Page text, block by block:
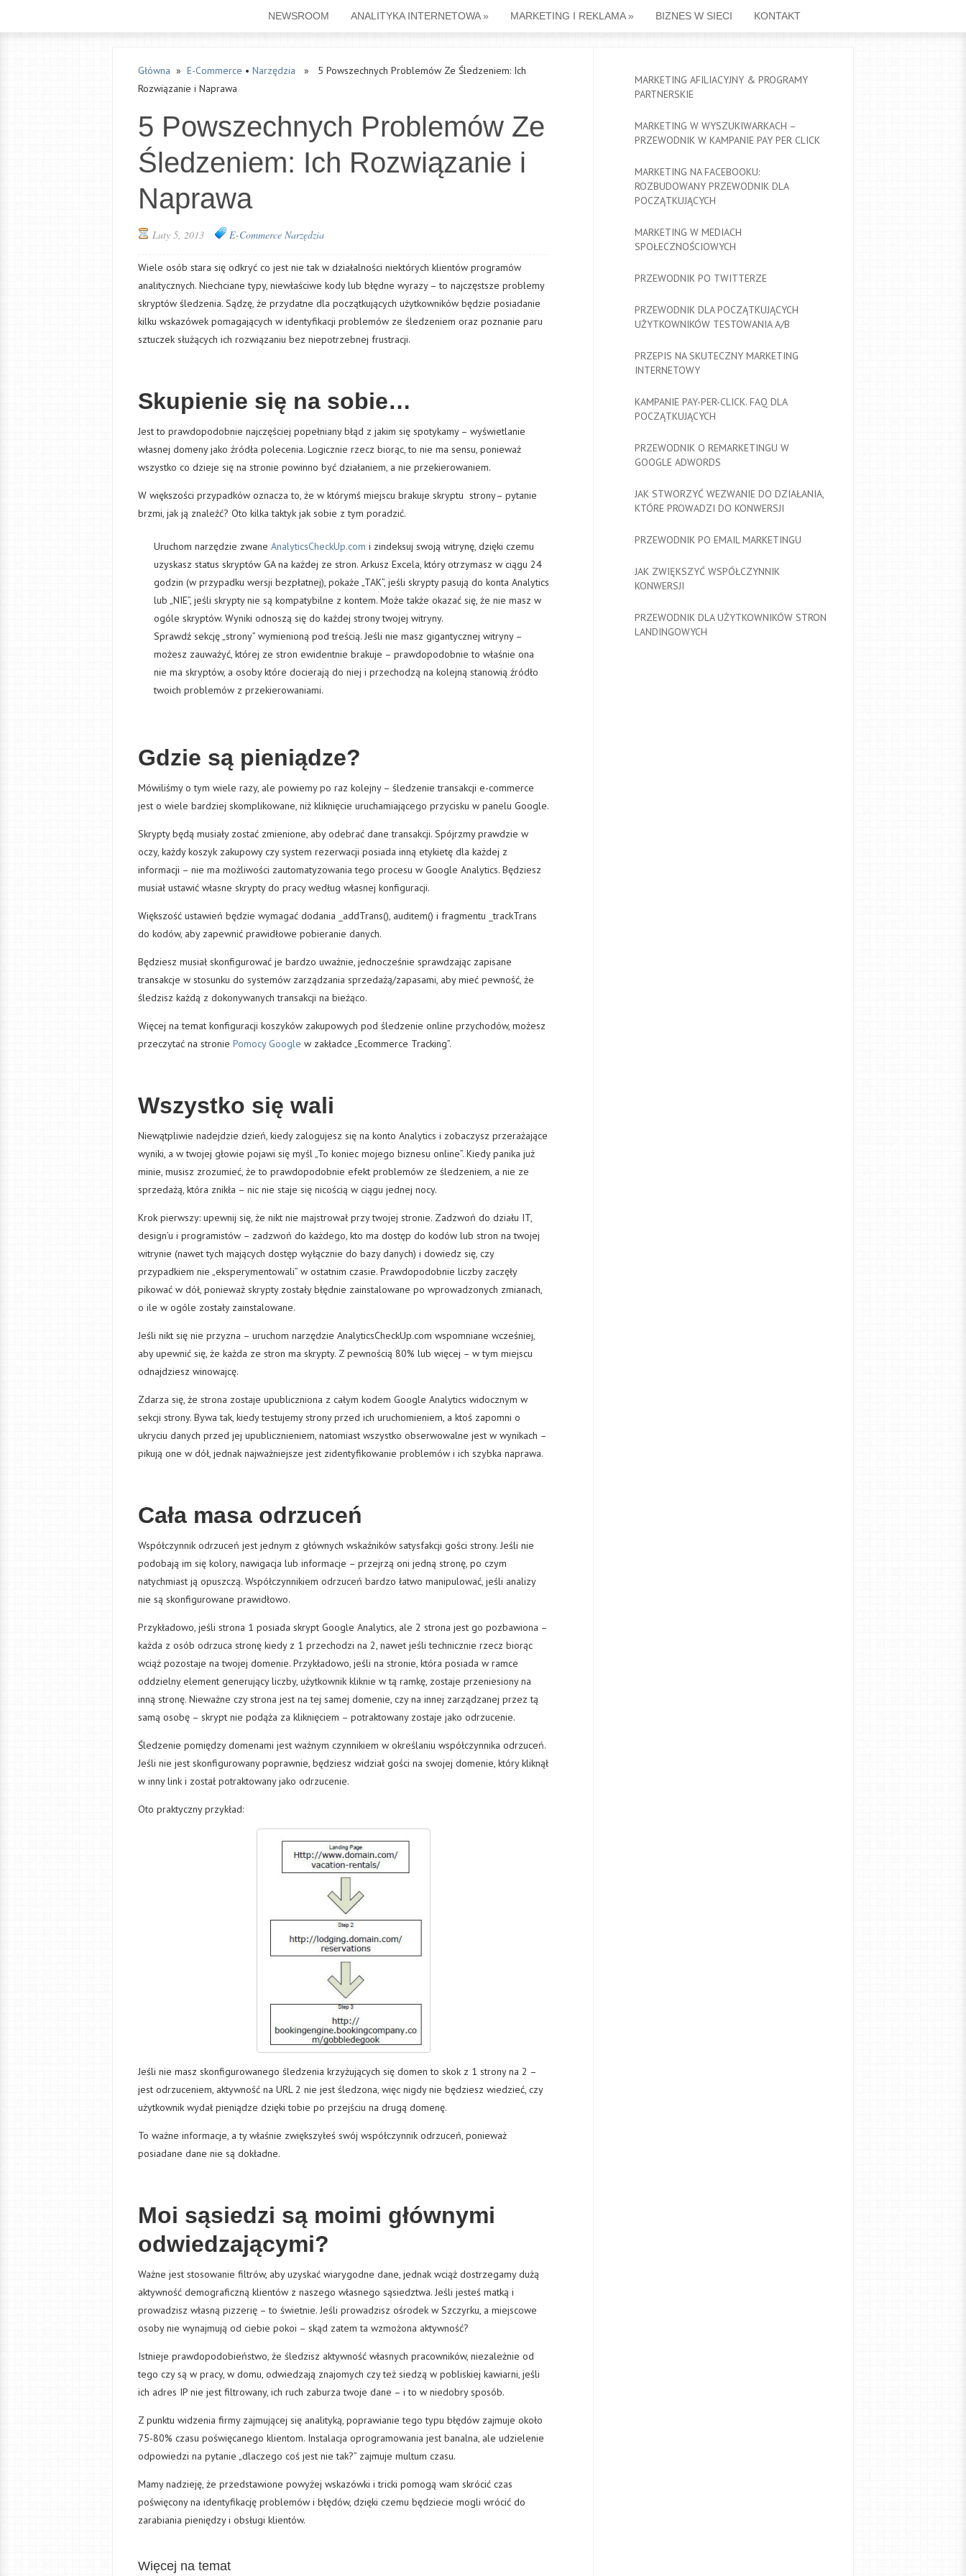
NEWSROOM ANALITYKA INTERNETOWA» MARKETING I REKLAMA» BIZNES W SIECI KONTAKT
Główna » E-Commerce • Narzędzia » 5 Powszechnych Problemów Ze Śledzeniem: Ich
Rozwiązanie i Naprawa
5 Powszechnych Problemów Ze
Śledzeniem: Ich Rozwiązanie i
Naprawa
Luty 5, 2013 E-Commerce Narzędzia
Wiele osób stara się odkryć co jest nie tak w działalności niektórych klientów programów
analitycznych. Niechciane typy, niewłaściwe kody lub błędne wyrazy – to najczęstsze problemy
skryptów śledzenia. Sądzę, że przydatne dla początkujących użytkowników będzie posiadanie
kilku wskazówek pomagających w identyfikacji problemów ze śledzeniem oraz poznanie paru
sztuczek służących ich rozwiązaniu bez niepotrzebnej frustracji.
Skupienie się na sobie…
Jest to prawdopodobnie najczęściej popełniany błąd z jakim się spotykamy – wyświetlanie
własnej domeny jako źródła polecenia. Logicznie rzecz biorąc, to nie ma sensu, ponieważ
wszystko co dzieje się na stronie powinno być działaniem, a nie przekierowaniem.
W większości przypadków oznacza to, że w którymś miejscu brakuje skryptu strony– pytanie
brzmi, jak ją znaleźć? Oto kilka taktyk jak sobie z tym poradzić.
Uruchom narzędzie zwane AnalyticsCheckUp.com i zindeksuj swoją witrynę, dzięki czemu
uzyskasz status skryptów GA na każdej ze stron. Arkusz Excela, który otrzymasz w ciągu 24
godzin (w przypadku wersji bezpłatnej), pokaże „TAK”, jeśli skrypty pasują do konta Analytics
lub „NIE”, jeśli skrypty nie są kompatybilne z kontem. Może także okazać się, że nie masz w
ogóle skryptów. Wyniki odnoszą się do każdej strony twojej witryny.
Sprawdź sekcję „strony” wymienioną pod treścią. Jeśli nie masz gigantycznej witryny –
możesz zauważyć, której ze stron ewidentnie brakuje – prawdopodobnie to właśnie ona
nie ma skryptów, a osoby które docierają do niej i przechodzą na kolejną stanowią źródło
twoich problemów z przekierowaniami.
Gdzie są pieniądze?
Mówiliśmy o tym wiele razy, ale powiemy po raz kolejny – śledzenie transakcji e-commerce
jest o wiele bardziej skomplikowane, niż kliknięcie uruchamiającego przycisku w panelu Google.
Skrypty będą musiały zostać zmienione, aby odebrać dane transakcji. Spójrzmy prawdzie w
oczy, każdy koszyk zakupowy czy system rezerwacji posiada inną etykietę dla każdej z
informacji – nie ma możliwości zautomatyzowania tego procesu w Google Analytics. Będziesz
musiał ustawić własne skrypty do pracy według własnej konfiguracji.
Większość ustawień będzie wymagać dodania _addTrans(), auditem() i fragmentu _trackTrans
do kodów, aby zapewnić prawidłowe pobieranie danych.
Będziesz musiał skonfigurować je bardzo uważnie, jednocześnie sprawdzając zapisane
transakcje w stosunku do systemów zarządzania sprzedażą/zapasami, aby mieć pewność, że
śledzisz każdą z dokonywanych transakcji na bieżąco.
Więcej na temat konfiguracji koszyków zakupowych pod śledzenie online przychodów, możesz
przeczytać na stronie Pomocy Google w zakładce „Ecommerce Tracking”.
Wszystko się wali
Niewątpliwie nadejdzie dzień, kiedy zalogujesz się na konto Analytics i zobaczysz przerażające
wyniki, a w twojej głowie pojawi się myśl „To koniec mojego biznesu online”. Kiedy panika już
minie, musisz zrozumieć, że to prawdopodobnie efekt problemów ze śledzeniem, a nie ze
sprzedażą, która znikła – nic nie staje się nicością w ciągu jednej nocy.
Krok pierwszy: upewnij się, że nikt nie majstrował przy twojej stronie. Zadzwoń do działu IT,
design’u i programistów – zadzwoń do każdego, kto ma dostęp do kodów lub stron na twojej
witrynie (nawet tych mających dostęp wyłącznie do bazy danych) i dowiedz się, czy
przypadkiem nie „eksperymentowali” w ostatnim czasie. Prawdopodobnie liczby zaczęły
pikować w dół, ponieważ skrypty zostały błędnie zainstalowane po wprowadzonych zmianach,
o ile w ogóle zostały zainstalowane.
Jeśli nikt się nie przyzna – uruchom narzędzie AnalyticsCheckUp.com wspomniane wcześniej,
aby upewnić się, że każda ze stron ma skrypty. Z pewnością 80% lub więcej – w tym miejscu
odnajdziesz winowajcę.
Zdarza się, że strona zostaje upubliczniona z całym kodem Google Analytics widocznym w
sekcji strony. Bywa tak, kiedy testujemy strony przed ich uruchomieniem, a ktoś zapomni o
ukryciu danych przed jej upublicznieniem, natomiast wszystko obserwowalne jest w wynikach –
pikują one w dół, jednak najważniejsze jest zidentyfikowanie problemów i ich szybka naprawa.
Cała masa odrzuceń
Współczynnik odrzuceń jest jednym z głównych wskaźników satysfakcji gości strony. Jeśli nie
podobają im się kolory, nawigacja lub informacje – przejrzą oni jedną stronę, po czym
natychmiast ją opuszczą. Współczynnikiem odrzuceń bardzo łatwo manipulować, jeśli analizy
nie są skonfigurowane prawidłowo.
Przykładowo, jeśli strona 1 posiada skrypt Google Analytics, ale 2 strona jest go pozbawiona –
każda z osób odrzuca stronę kiedy z 1 przechodzi na 2, nawet jeśli technicznie rzecz biorąc
wciąż pozostaje na twojej domenie. Przykładowo, jeśli na stronie, która posiada w ramce
oddzielny element generujący liczby, użytkownik kliknie w tą ramkę, zostaje przeniesiony na
inną stronę. Nieważne czy strona jest na tej samej domenie, czy na innej zarządzanej przez tą
samą osobę – skrypt nie podąża za kliknięciem – potraktowany zostaje jako odrzucenie.
Śledzenie pomiędzy domenami jest ważnym czynnikiem w określaniu współczynnika odrzuceń.
Jeśli nie jest skonfigurowany poprawnie, będziesz widział gości na swojej domenie, który kliknął
w inny link i został potraktowany jako odrzucenie.
Oto praktyczny przykład:
Jeśli nie masz skonfigurowanego śledzenia krzyżujących się domen to skok z 1 strony na 2 –
jest odrzuceniem, aktywność na URL 2 nie jest śledzona, więc nigdynie będziesz wiedzieć, czy
użytkownik wydał pieniądze dzięki tobie po przejściu na drugą domenę.
To ważne informacje, a ty właśnie zwiększyłeś swój współczynnik odrzuceń, ponieważ
posiadane dane nie są dokładne.
Moi sąsiedzi są moimi głównymi
odwiedzającymi?
Ważne jest stosowanie filtrów, aby uzyskać wiarygodne dane, jednak wciąż dostrzegamy dużą
aktywność demograficzną klientów z naszego własnego sąsiedztwa. Jeśli jesteś matką i
prowadzisz własną pizzerię – to świetnie. Jeśli prowadzisz ośrodek w Szczyrku, a miejscowe
osoby nie wynajmują od ciebie pokoi – skąd zatem ta wzmożona aktywność?
Istnieje prawdopodobieństwo, że śledzisz aktywność własnych pracowników, niezależnie od
tego czy są w pracy, w domu, odwiedzają znajomych czy też siedzą w pobliskiej kawiarni, jeśli
ich adres IP nie jest filtrowany, ich ruch zaburza twoje dane – i to w niedobry sposób.
Z punktu widzenia firmy zajmującej się analityką, poprawianie tego typu błędów zajmuje około
75-80% czasu poświęcanego klientom. Instalacja oprogramowania jest banalna, ale udzielenie
odpowiedzi na pytanie „dlaczego coś jest nie tak?” zajmuje multum czasu.
Mamy nadzieję, że przedstawione powyżej wskazówki i tricki pomogą wam skrócić czas
poświęcony na identyfikację problemów i błędów, dzięki czemu będziecie mogli wrócić do
zarabiania pieniędzy i obsługi klientów.
Więcej na temat
MARKETING AFILIACYJNY & PROGRAMY
PARTNERSKIE
MARKETING W WYSZUKIWARKACH –
PRZEWODNIK W KAMPANIE PAY PER CLICK
MARKETING NA FACEBOOKU:
ROZBUDOWANY PRZEWODNIK DLA
POCZĄTKUJĄCYCH
MARKETING W MEDIACH
SPOŁECZNOŚCIOWYCH
PRZEWODNIK PO TWITTERZE
PRZEWODNIK DLA POCZĄTKUJĄCYCH
UŻYTKOWNIKÓW TESTOWANIA A/B
PRZEPIS NA SKUTECZNY MARKETING
INTERNETOWY
KAMPANIE PAY-PER-CLICK. FAQ DLA
POCZĄTKUJĄCYCH
PRZEWODNIK O REMARKETINGU W
GOOGLE ADWORDS
JAK STWORZYĆ WEZWANIE DO DZIAŁANIA,
KTÓRE PROWADZI DO KONWERSJI
PRZEWODNIK PO EMAIL MARKETINGU
JAK ZWIĘKSZYĆ WSPÓŁCZYNNIK
KONWERSJI
PRZEWODNIK DLA UŻYTKOWNIKÓW STRON
LANDINGOWYCH